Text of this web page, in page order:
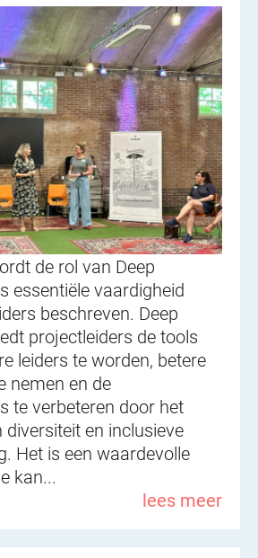
de rol van Deep
essentiële vaardigheid
beschreven. Deep
projectleiders de tools
leiders te worden, betere
nemen en de
te verbeteren door het
en inclusieve
Het is een waardevolle
kan...
lees meer